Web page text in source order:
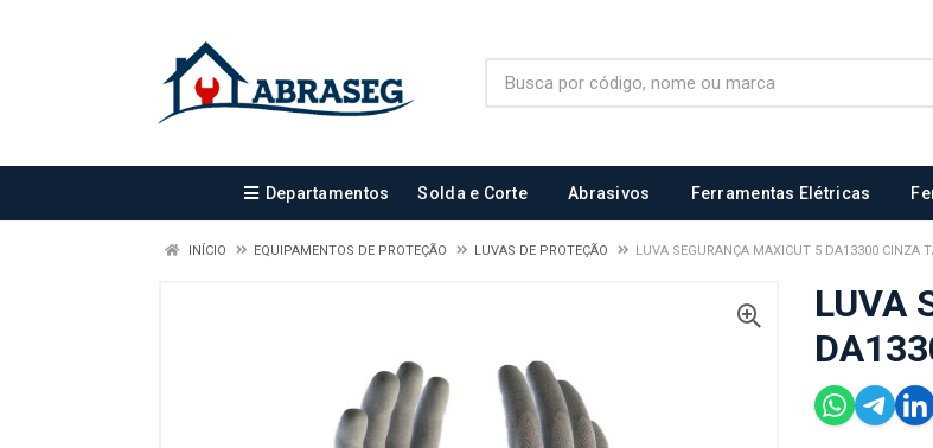
Departamentos Solda e Corte Abrasivos Ferramentas Elétricas
INÍCIO EQUIPAMENTOS DE PROTEÇÃO LUVAS DE PROTEÇÃO LUVA SEGURANÇA MAXICUT 5 DA13300 CINZA
LUVA